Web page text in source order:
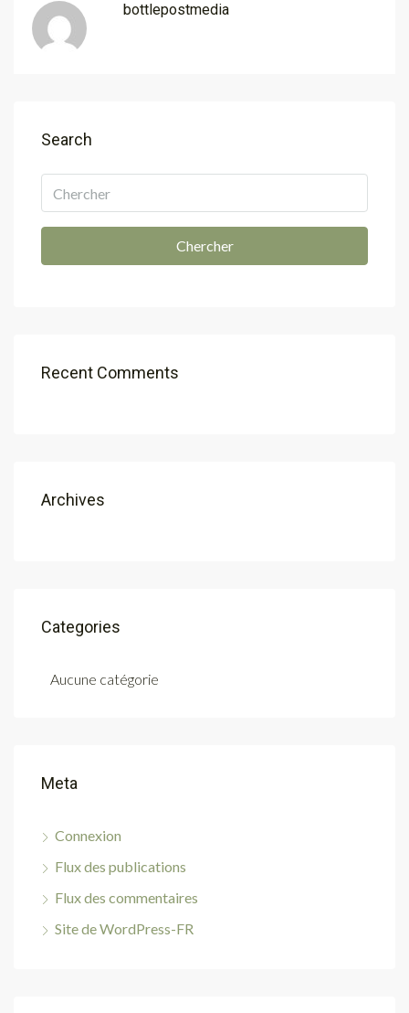
bottlepostmedia
Search
Chercher
Recent Comments
Archives
Categories
Aucune catégorie
Meta
Connexion
Flux des publications
Flux des commentaires
Site de WordPress-FR